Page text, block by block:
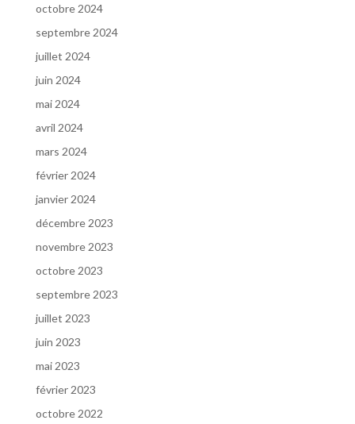
octobre 2024
septembre 2024
juillet 2024
juin 2024
mai 2024
avril 2024
mars 2024
février 2024
janvier 2024
décembre 2023
novembre 2023
octobre 2023
septembre 2023
juillet 2023
juin 2023
mai 2023
février 2023
octobre 2022